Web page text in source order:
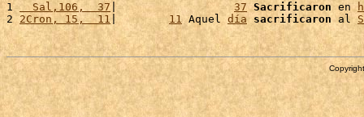
1
  Sal,106,  37
| 37 Sacrificaron en
2 2Cron, 15,  11 | 11 Aquel día sacrificaron al